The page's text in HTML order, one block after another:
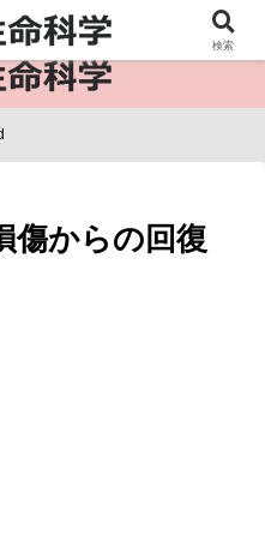
の情報インフラ。
傷からの回復
検索